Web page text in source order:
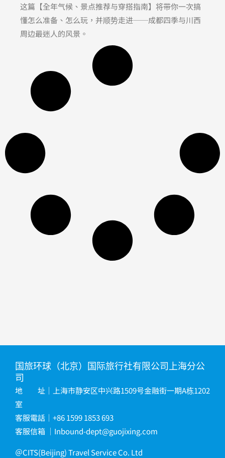
这篇【全年气候、景点推荐与穿搭指南】将带你一次搞
懂怎么准备、怎么玩，并顺势走进──成都四季与川西
周边最迷人的风景。
国旅环球（北京）国际旅行社有限公司上海分公
司
地 址｜上海市静安区中兴路1509号金融街一期A栋1202
室
客服電話｜+86 1599 1853 693
客服信箱 ｜ Inbound-dept@guojixing.com
＠CITS(Beijing) Travel Service Co. Ltd